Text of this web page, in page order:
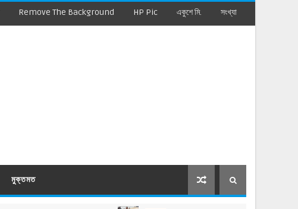
Remove The Background HP Pic একুশে মি. সংখ্যা
মুক্তমত